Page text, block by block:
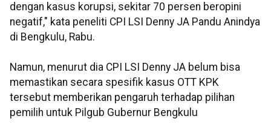
dengan kasus korupsi, sekitar 70 persen beropini
negatif," kata peneliti CPI LSI Denny JA Pandu Anindya
di Bengkulu, Rabu.
Namun, menurut dia CPI LSI Denny JA belum bisa
memastikan secara spesifik kasus OTT KPK
tersebut memberikan pengaruh terhadap pilihan
pemilih untuk Pilgub Gubernur Bengkulu